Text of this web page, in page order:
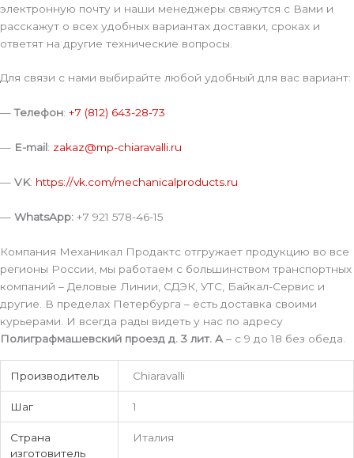
электронную почту и наши менеджеры свяжутся с Вами и
расскажут о всех удобных вариантах доставки, сроках и
ответят на другие технические вопросы.
Для связи с нами выбирайте любой удобный для вас вариант:
—Телефон: +7 (812) 643-28-73
— E-mail: zakaz@mp-chiaravalli.ru
— VK: https://vk.com/mechanicalproducts.ru
— WhatsApp: +7 921 578-46-15
Компания Механикал Продактс отгружает продукцию во все
регионы России, мы работаем с большинством транспортных
компаний – Деловые Линии, СДЭК, УТС, Байкал-Сервис и
другие. В пределах Петербурга – есть доставка своими
курьерами. И всегда рады видеть у нас по адресу
Полиграфмашевский проезд д. 3 лит. А – с 9 до 18 без обеда.
Производитель Chiaravalli
Шаг 1
Страна
изготовитель
Италия